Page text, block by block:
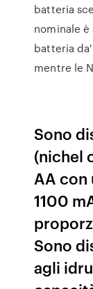
batteria
nominale
batteria
mentre le
Sono
(nichel
AA con
1100
Sono
agli